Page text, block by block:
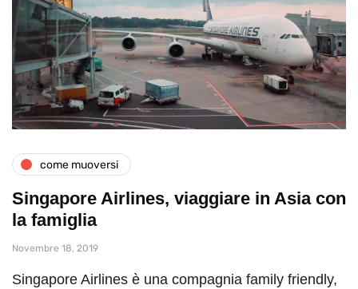
come muoversi
Singapore Airlines, viaggiare in Asia con
la famiglia
Novembre 18, 2019
Singapore Airlines è una compagnia family friendly,